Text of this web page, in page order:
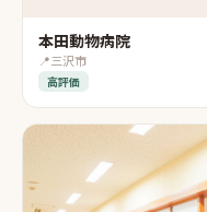
本田動物病院
📍三沢市
高評価